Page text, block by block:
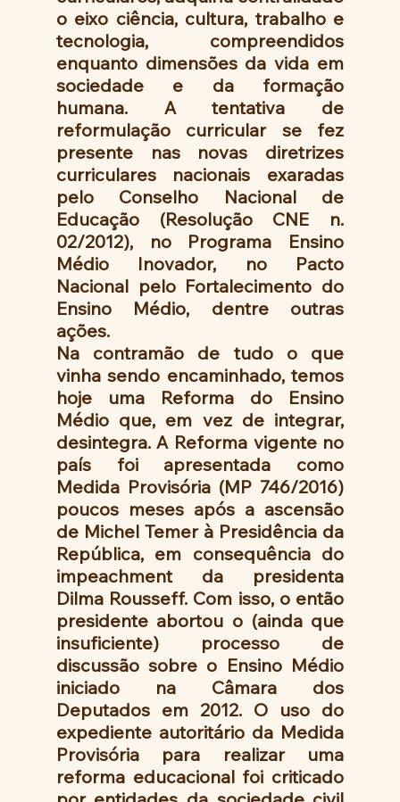
o eixo ciência, cultura, trabalho e
tecnologia, compreendidos
enquanto dimensões da vida em
sociedade e da formação
humana. A tentativa de
reformulação curricular se fez
presente nas novas diretrizes
curriculares nacionais exaradas
pelo Conselho Nacional de
Educação (Resolução CNE n.
02/2012), no Programa Ensino
Médio Inovador, no Pacto
Nacional pelo Fortalecimento do
Ensino Médio, dentre outras
ações.
Na contramão de tudo o que
vinha sendo encaminhado, temos
hoje uma Reforma do Ensino
Médio que, em vez de integrar,
desintegra. A Reforma vigente no
país foi apresentada como
Medida Provisória (MP 746/2016)
poucos meses após a ascensão
de Michel Temer à Presidência da
República, em consequência do
impeachment da presidenta
Dilma Rousseff. Com isso, o então
presidente abortou o (ainda que
insuficiente) processo de
discussão sobre o Ensino Médio
iniciado na Câmara dos
Deputados em 2012. O uso do
expediente autoritário da Medida
Provisória para realizar uma
reforma educacional foi criticado